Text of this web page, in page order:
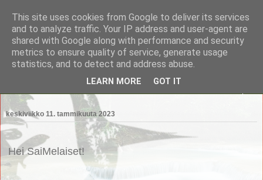
Saimaan Metsänomistajat
Saimaan Metsänomistajat
keskiviikko 11. tammikuuta 2023
Hei SaiMelaiset!
This site uses cookies from Google to deliver its services
and to analyze traffic. Your IP address and user-agent are
shared with Google along with performance and security
metrics to ensure quality of service, generate usage
statistics, and to detect and address abuse.
LEARN MORE GOT IT